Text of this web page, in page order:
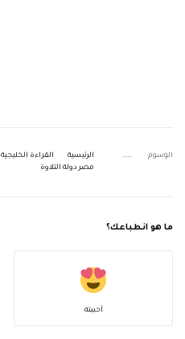
الوسوم الرئيسية القراءة الخليجية
مصر دولة التلاوة
ما هو انطباعك؟
أحببته